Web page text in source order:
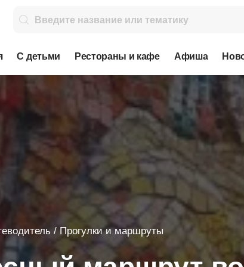
С детьми Рестораны и кафе Афиша
/ Прогулки и маршруты